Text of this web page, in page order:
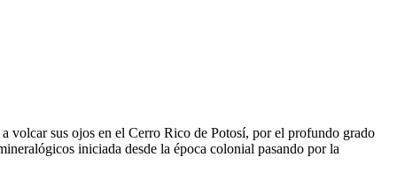
volcar sus ojos en el Cerro Rico de Potosí, por el profundo grado
iniciada desde la época colonial pasando por la